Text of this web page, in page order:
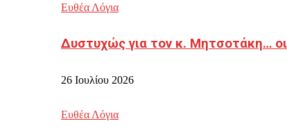
Ευθέα Λόγια
Δυστυχώς για τον κ. Μητσοτάκη…
26 Ιουλίου 2026
Ευθέα Λόγια